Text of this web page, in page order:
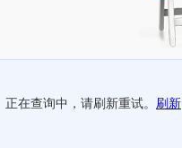
正在查询中，请刷新重试。 刷新